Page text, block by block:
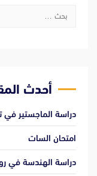
البحث
أحدث
دراسة الماجستير في
امتحان السات
دراسة الهندسة في